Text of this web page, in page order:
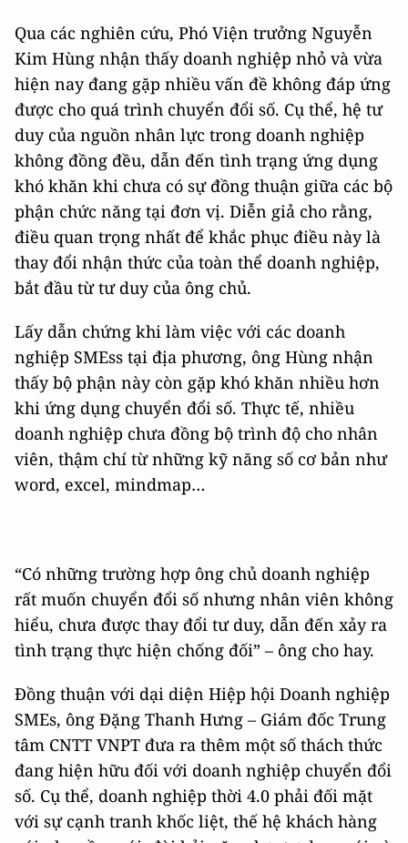
Qua các nghiên cứu, Phó Viện trưởng Nguyễn
Kim Hùng nhận thấy doanh nghiệp nhỏ và vừa
hiện nay đang gặp nhiều vấn đề không đáp ứng
được cho quá trình chuyển đổi số. Cụ thể, hệ tư
duy của nguồn nhân lực trong doanh nghiệp
không đồng đều, dẫn đến tình trạng ứng dụng
khó khăn khi chưa có sự đồng thuận giữa các bộ
phận chức năng tại đơn vị. Diễn giả cho rằng,
điều quan trọng nhất để khắc phục điều này là
thay đổi nhận thức của toàn thể doanh nghiệp,
bắt đầu từ tư duy của ông chủ.
Lấy dẫn chứng khi làm việc với các doanh
nghiệp SMEss tại địa phương, ông Hùng nhận
thấy bộ phận này còn gặp khó khăn nhiều hơn
khi ứng dụng chuyển đổi số. Thực tế, nhiều
doanh nghiệp chưa đồng bộ trình độ cho nhân
viên, thậm chí từ những kỹ năng số cơ bản như
word, excel, mindmap…
“Có những trường hợp ông chủ doanh nghiệp
rất muốn chuyển đổi số nhưng nhân viên không
hiểu, chưa được thay đổi tư duy, dẫn đến xảy ra
tình trạng thực hiện chống đối” – ông cho hay.
Đồng thuận với dại diện Hiệp hội Doanh nghiệp
SMEs, ông Đặng Thanh Hưng – Giám đốc Trung
tâm CNTT VNPT đưa ra thêm một số thách thức
đang hiện hữu đối với doanh nghiệp chuyển đổi
số. Cụ thể, doanh nghiệp thời 4.0 phải đối mặt
với sự cạnh tranh khốc liệt, thế hệ khách hàng